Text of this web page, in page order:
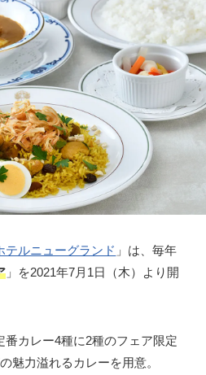
テルニューグランド 」は、毎年
」を2021年7月1日（木）より開
カレー4種に2種のフェア限定
魅力溢れるカレーを用意。